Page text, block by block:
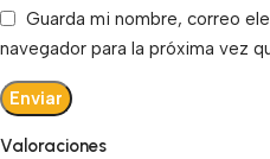
Valoraciones
Guarda mi nombre, correo
navegador para la próxima vez